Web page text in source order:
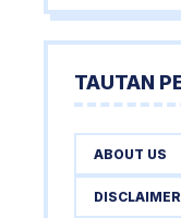
TAUTAN
ABOUT US
DISCLAIMER